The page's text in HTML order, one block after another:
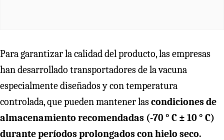
Para garantizar la calidad del producto, las empresas
han desarrollado transportadores de la vacuna
especialmente diseñados y con temperatura
controlada, que pueden mantener lascondiciones de
almacenamiento recomendadas (-70 ° C ± 10 ° C)
durante períodos prolongados con hielo seco.